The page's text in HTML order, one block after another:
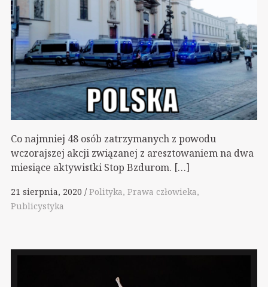
Co najmniej 48 osób zatrzymanych z powodu
wczorajszej akcji związanej z aresztowaniem na dwa
miesiące aktywistki Stop Bzdurom. […]
21 sierpnia, 2020 Polityka Prawa człowieka
Publicystyka